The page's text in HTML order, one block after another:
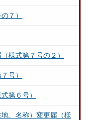
７）
様式第７号の２）
号）
第６号）
、名称）変更届（様